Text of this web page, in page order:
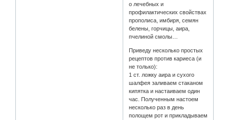
о лечебных и
профилактических свойствах
прополиса, имбиря, семян
белены, горчицы, аира,
пчелиной смолы…
Приведу несколько простых
рецептов против кариеса (и
не только):
1 ст. ложку аира и сухого
шалфея заливаем стаканом
кипятка и настаиваем один
час. Полученным настоем
несколько раз в день
полощем рот и прикладываем